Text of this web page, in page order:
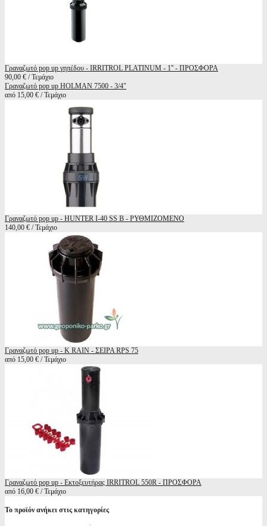
Γραναζωτό pop up γηπέδου - IRRITROL PLATINUM - 1'' - ΠΡΟΣΦΟΡΑ
90,00 € / Τεμάχιο
Γραναζωτό pop up HOLMAN 7500 - 3/4"
από 15,00 € / Τεμάχιο
Γραναζωτό pop up - HUNTER I-40 SS B - ΡΥΘΜΙΖΟΜΕΝΟ
140,00 € / Τεμάχιο
Γραναζωτό pop up - K RAIN - ΣΕΙΡΑ RPS 75
από 15,00 € / Τεμάχιο
Γραναζωτό pop up - Εκτοξευτήρας IRRITROL 550R - ΠΡΟΣΦΟΡΑ
από 16,00 € / Τεμάχιο
Το προϊόν ανήκει στις κατηγορίες